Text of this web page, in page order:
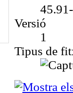
Versió
1
Tipus de